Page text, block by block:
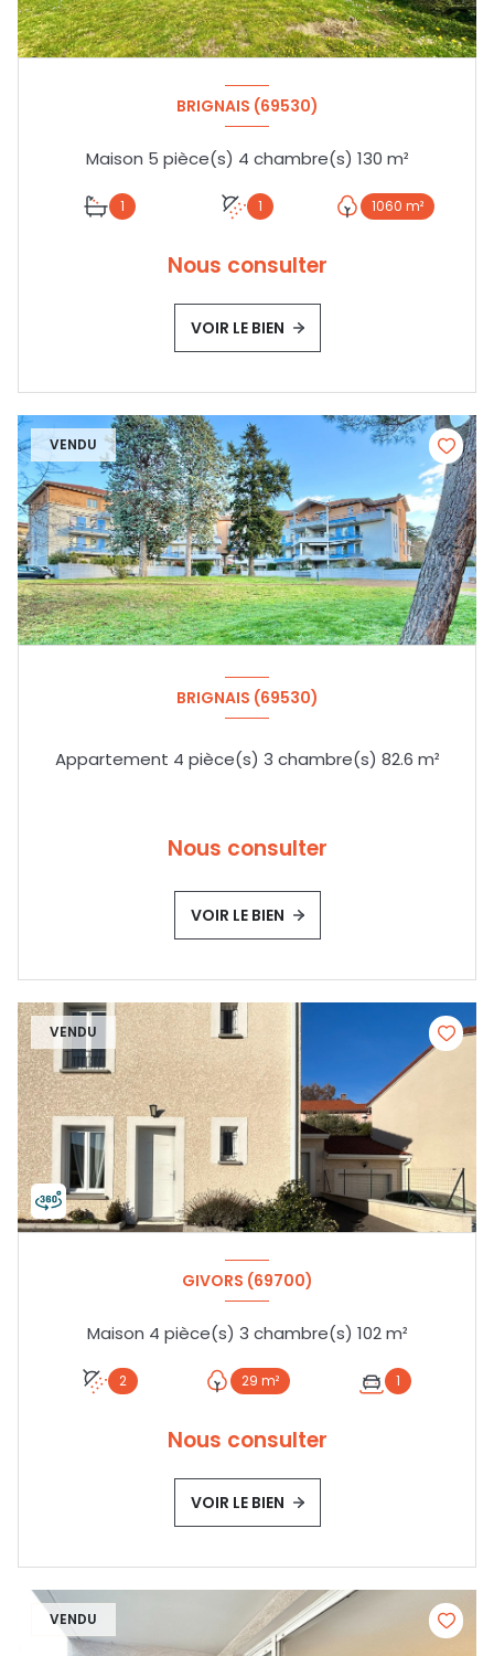
BRIGNAIS (69530)
Maison 5 pièce(s) 4 chambre(s) 130 m²
1 1 1060 m²
Nous consulter
VOIR LE BIEN
VENDU
BRIGNAIS (69530)
Appartement 4 pièce(s) 3 chambre(s) 82.6 m²
Nous consulter
VOIR LE BIEN
VENDU
GIVORS (69700)
Maison 4 pièce(s) 3 chambre(s) 102 m²
2 29 m² 1
Nous consulter
VOIR LE BIEN
VENDU